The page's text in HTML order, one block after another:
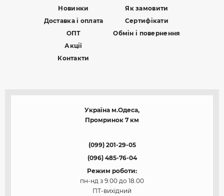
Новинки
Доставка і оплата
ОПТ
Акції
Контакти
Як замовити
Сертифікати
Обмін і повернення
Україна м.Одеса,
Промринок 7 км
(099) 201-29-05
(096) 485-76-04
Режим роботи:
пн-нд з 9.00 до 18.00
ПТ-вихідний